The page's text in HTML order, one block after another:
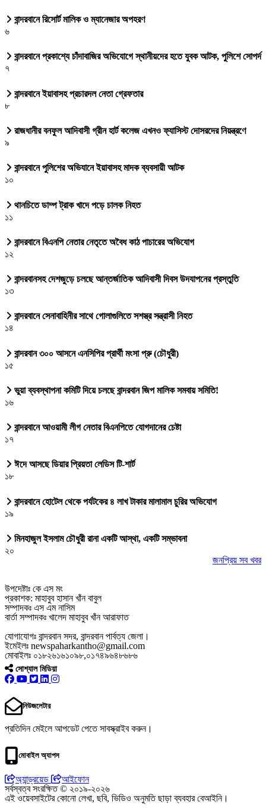
বান্দরবানে রিসোর্ট মালিক ও ম্যানেজার অপহরণ
৬
বান্দরবানে প্রকাশ্যে চাঁদাবাজির অভিযোগে স্থানীয়দের হতে যুবক আটক, পুলিশে সোপর্দ
৭
বান্দরবানে ইয়াবাসহ প্রচারদল নেতা গ্রেফতার
৮
রাজধানীর বনফুল আদিবাসী গ্রীন হার্ট কলেজ এখনও ফ্যাসিস্ট দোসরদের নিয়ন্ত্রণে
৯
বান্দরবানে পুলিশের অভিযানে ইয়াবাসহ মাদক ব্যবসায়ী আটক
১০
থানচিতে ডাম্প ট্রাক খাদে পড়ে চালক নিহত
১১
বান্দরবানে বিএনপি নেতার নেতৃতে অবৈধ কাঠ পাচারের অভিযোগ
১২
বান্দরবানসহ দেশজুড়ে চলছে আন্তর্জাতিক আদিবাসী দিবস উদযাপনের প্রস্তুতি
১৩
বান্দরবানে সেনাবাহিনীর সাথে গোলাগুলিতে সশস্ত্র সন্ত্রাসী নিহত
১৪
বান্দরবান ৩০০ আসনে এনসিপির প্রার্থী মংসা প্রু (চৌধুরী)
১৫
ভুয়া ব্যবস্থাপনা কমিটি দিয়ে চলছে বান্দরবান জিপ মালিক সমবায় সমিতি!
১৬
বান্দরবানে আওয়ামী লীগ নেতার বিএনপিতে যোগদানের চেষ্টা
১৭
ঈদে আসছে ডিয়ার প্রিয়তা লেডিস টি-শার্ট
১৮
বান্দরবানে হোটেল থেকে পর্যটকের ৪ লাখ টাকার মালামাল চুরির অভিযোগ
১৯
মিনহাজুল ইসলাম চৌধুরী রানা একটি আস্থা, একটি সম্ভাবনা
২০
জনপ্রিয় সব খবর
উপদেষ্টাঃ কে এস মং
প্রকাশক: মাহাবুব হাসান খাঁন বাবুল
সম্পাদকঃ এস এম নাসিম
বার্তা সম্পাদকঃ খালেদ মাহাবুব খাঁন আরাফাত
যোগাযোগঃ বান্দরবান সদর, বান্দরবান পার্বত্য জেলা।
ইমেইলঃ newspaharkantho@gmail.com
মোবাইলঃ ০১৮২৬১৬১০৯৮,০১৭৪৯৬৪৮৬৮৬
সোশ্যাল মিডিয়া
নিউজলেটার
প্রতিদিন মেইলে আপডেট পেতে সাবস্ক্রাইব করুন।
মোবাইল অ্যাপস
অ্যান্ড্রয়েড
আইফোন
সর্বস্বত্ব সংরক্ষিত © ২০১৯-২০২৬
এই ওয়েবসাইটের কোনো লেখা, ছবি, ভিডিও অনুমতি ছাড়া ব্যবহার বেআইনি।